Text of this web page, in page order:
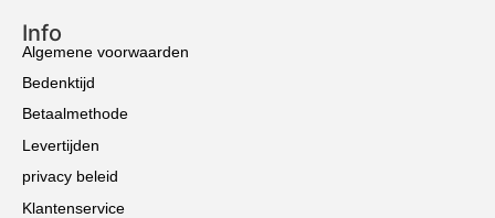
Algemene voorwaarden
Bedenktijd
Betaalmethode
Levertijden
privacy beleid
Klantenservice
Info